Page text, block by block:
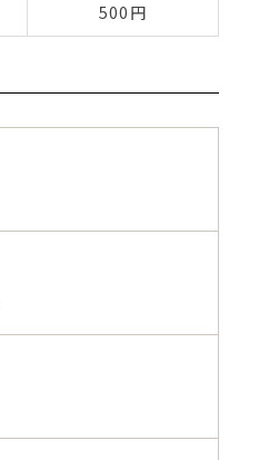
500円